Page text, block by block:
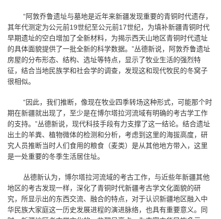
“阿敦乔鲁遗址与墓地是近年来新疆发现重要的青铜时代遗存，
其年代测定为公元前19世纪至公元前17世纪，为填补新疆青铜时代
早期遗址的空白增加了全新材料，为揭示西天山地区青铜时代遗址
的具体面貌提供了一批全新的科学数据。”丛德新说，阿敦乔鲁遗址
房屋的分布形态、结构、选址等特点，显示了牧业生活的强烈特
征，结合当地民族学和社会学的调查，发现这和现代牧民的冬窝子
很相似。
“因此，我们推断，像现在牧业四季转场这种形式，可能那个时
期在新疆就出现了，至少是在博尔塔拉河流域有明确的考古学工作
的支持。”丛德新说，现代科技手段有力支撑了这一结论。结合遗址
出土的羊粪、植物微体的检测和分析，考虑到这里的海拔高度，研
究人员推断当时人们食用的粮食（麦类）是从其他地方带入，这里
是一处重要的冬季生活居住址。
丛德新认为，博尔塔拉河流域的考古工作，与近些年新疆其他
地区的考古发现一样，深化了青铜时代新疆考古学文化面貌的研
究，所显示出的东西交流、融合的特点，对于认识新疆地区融入中
华民族大家庭这一历史发展进程的演进脉络，也具有重要意义。同